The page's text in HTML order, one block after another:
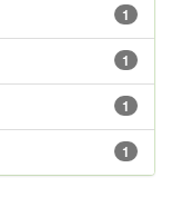
1
1
1
1